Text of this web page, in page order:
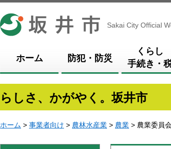
坂井市
Sakai City Official
ホーム 防犯・防災
くらし
手続き・
らしさ、かがやく。坂井市
ホーム > 事業者向け > 農林水産業 > 農業 > 農業委員